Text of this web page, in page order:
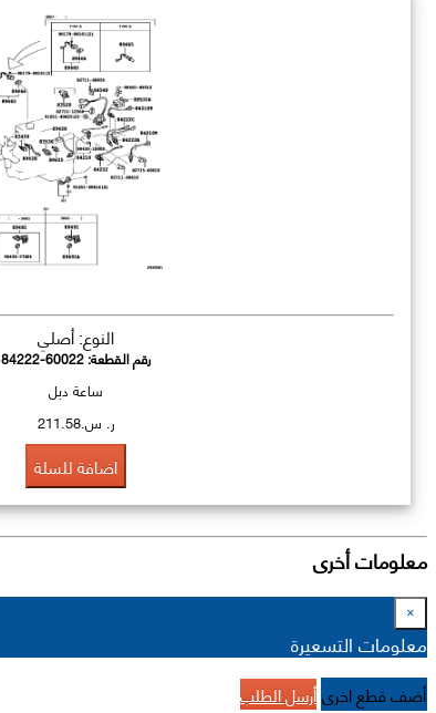
النوع: أصلي
رقم القطعة:84222-60022
ساعة دبل
ر. س.211.58
اضافة للسلة
معلومات أخرى
×
معلومات التسعيرة
أضف قطع اخرىأرسل الطلب